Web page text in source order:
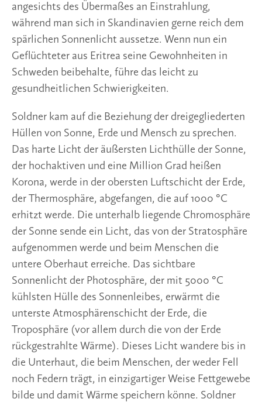
angesichts des Übermaßes an Einstrahlung,
während man sich in Skandinavien gerne reich dem
spärlichen Sonnenlicht aussetze. Wenn nun ein
Geflüchteter aus Eritrea seine Gewohnheiten in
Schweden beibehalte, führe das leicht zu
gesundheitlichen Schwierigkeiten.
Soldner kam auf die Beziehung der dreigegliederten
Hüllen von Sonne, Erde und Mensch zu sprechen.
Das harte Licht der äußersten Lichthülle der Sonne,
der hochaktiven und eine Million Grad heißen
Korona, werde in der obersten Luftschicht der Erde,
der Thermosphäre, abgefangen, die auf 1000 °C
erhitzt werde. Die unterhalb liegende Chromosphäre
der Sonne sende ein Licht, das von der Stratosphäre
aufgenommen werde und beim Menschen die
untere Oberhaut erreiche. Das sichtbare
Sonnenlicht der Photosphäre, der mit 5000 °C
kühlsten Hülle des Sonnenleibes, erwärmt die
unterste Atmosphärenschicht der Erde, die
Troposphäre (vor allem durch die von der Erde
rückgestrahlte Wärme). Dieses Licht wandere bis in
die Unterhaut, die beim Menschen, der weder Fell
noch Federn trägt, in einzigartiger Weise Fettgewebe
bilde und damit Wärme speichern könne. Soldner